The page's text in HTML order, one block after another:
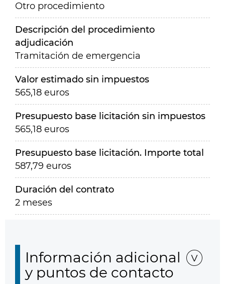
Otro procedimiento
Descripción del procedimiento
adjudicación
Tramitación de emergencia
Valor estimado sin impuestos
565,18 euros
Presupuesto base licitación sin impuestos
565,18 euros
Presupuesto base licitación. Importe total
587,79 euros
Duración del contrato
2 meses
Información adicional
y puntos de contacto